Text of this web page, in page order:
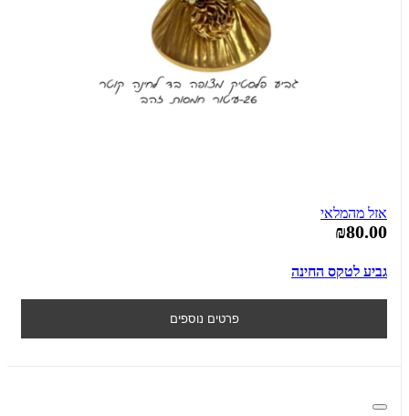
אזל מהמלאי
₪80.00
גביע לטקס החינה
פרטים נוספים